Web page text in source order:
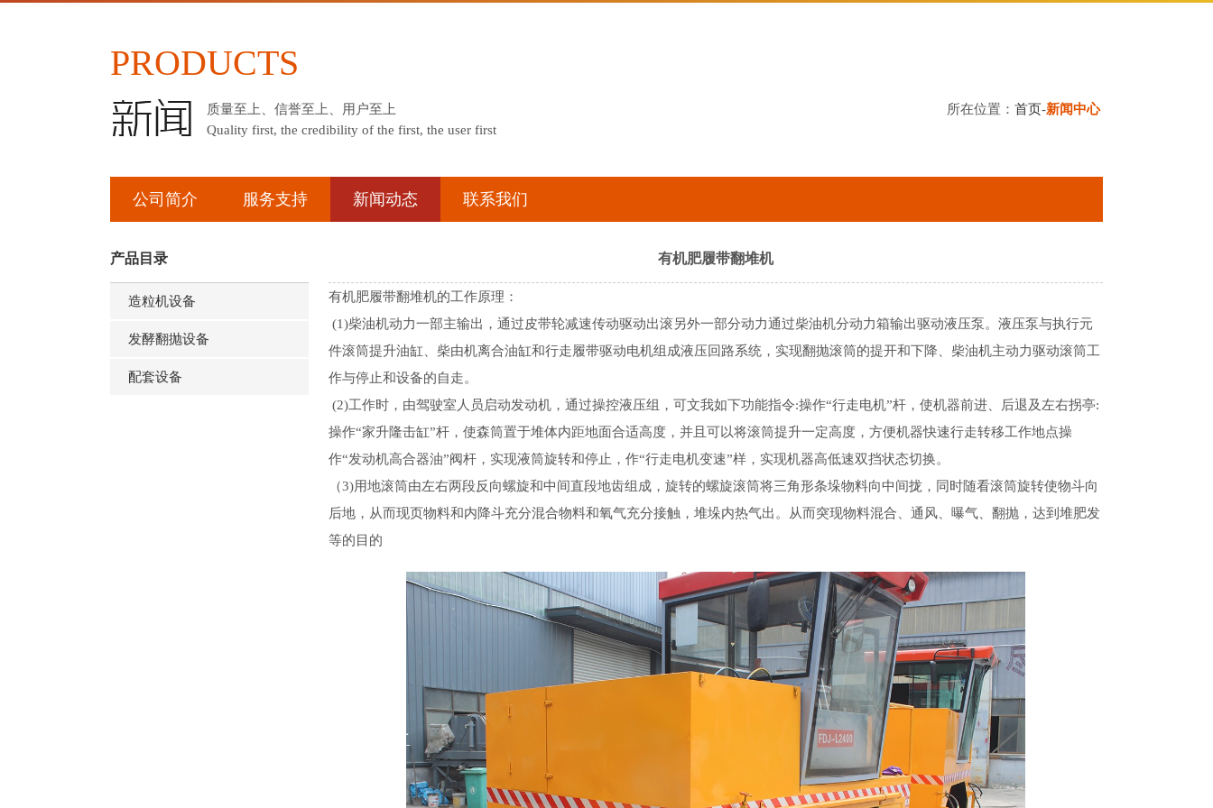
PRODUCTS
所在位置： 首页-新闻中心
质量至上、信誉至上、用户至上
Quality first, the credibility of the first, the user first
公司简介 服务支持 新闻动态 联系我们
有机肥履带翻堆机
有机肥履带翻堆机的工作原理：
(1)柴油机动力一部主输出，通过皮带轮减速传动驱动出滚另外一部分动力通过柴油机分动力箱输出驱动液压泵。液压泵与执行元
件滚筒提升油缸、柴由机离合油缸和行走履带驱动电机组成液压回路系统，实现翻抛滚筒的提开和下降、柴油机主动力驱动滚筒工
作与停止和设备的自走。
(2)工作时，由驾驶室人员启动发动机，通过操控液压组，可文我如下功能指令:操作“行走电机”杆，使机器前进、后退及左右拐亭:
操作“家升隆击缸”杆，使森筒置于堆体内距地面合适高度，并且可以将滚筒提升一定高度，方便机器快速行走转移工作地点操
作“发动机高合器油”阀杆，实现液筒旋转和停止，作“行走电机变速”样，实现机器高低速双挡状态切换。
（3)用地滚筒由左右两段反向螺旋和中间直段地齿组成，旋转的螺旋滚筒将三角形条垛物料向中间拢，同时随看滚筒旋转使物斗向
后地，从而现页物料和内降斗充分混合物料和氧气充分接触，堆垛内热气出。从而突现物料混合、通风、曝气、翻抛，达到堆肥发
等的目的
产品目录
造粒机设备
发酵翻抛设备
配套设备